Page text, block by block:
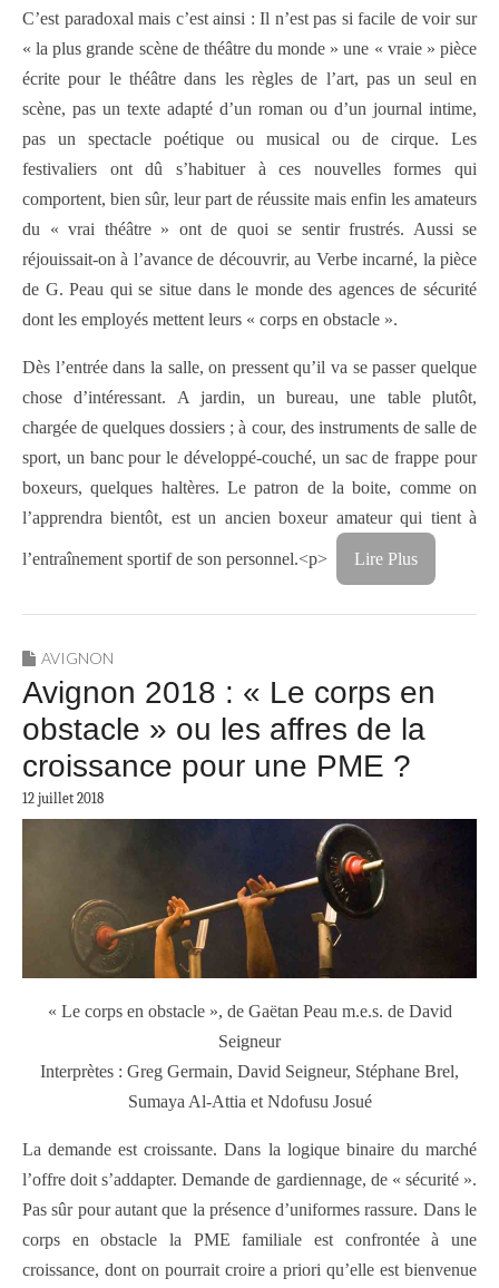
C’est paradoxal mais c’est ainsi : Il n’est pas si facile de voir sur
« la plus grande scène de théâtre du monde » une « vraie » pièce
écrite pour le théâtre dans les règles de l’art, pas un seul en
scène, pas un texte adapté d’un roman ou d’un journal intime,
pas un spectacle poétique ou musical ou de cirque. Les
festivaliers ont dû s’habituer à ces nouvelles formes qui
comportent, bien sûr, leur part de réussite mais enfin les amateurs
du « vrai théâtre » ont de quoi se sentir frustrés. Aussi se
réjouissait-on à l’avance de découvrir, au Verbe incarné, la pièce
de G. Peau qui se situe dans le monde des agences de sécurité
dont les employés mettent leurs « corps en obstacle ».
Dès l’entrée dans la salle, on pressent qu’il va se passer quelque
chose d’intéressant. A jardin, un bureau, une table plutôt,
chargée de quelques dossiers ; à cour, des instruments de salle de
sport, un banc pour le développé-couché, un sac de frappe pour
boxeurs, quelques haltères. Le patron de la boite, comme on
l’apprendra bientôt, est un ancien boxeur amateur qui tient à
l’entraînement sportif de son personnel.<p> Lire Plus
AVIGNON
Avignon 2018 : « Le corps en
obstacle » ou les affres de la
croissance pour une PME ?
12 juillet 2018
« Le corps en obstacle », de Gaëtan Peau m.e.s. de David
Seigneur
Interprètes : Greg Germain, David Seigneur, Stéphane Brel,
Sumaya Al-Attia et Ndofusu Josué
La demande est croissante. Dans la logique binaire du marché
l’offre doit s’addapter. Demande de gardiennage, de « sécurité ».
Pas sûr pour autant que la présence d’uniformes rassure. Dans le
corps en obstacle la PME familiale est confrontée à une
croissance, dont on pourrait croire a priori qu’elle est bienvenue